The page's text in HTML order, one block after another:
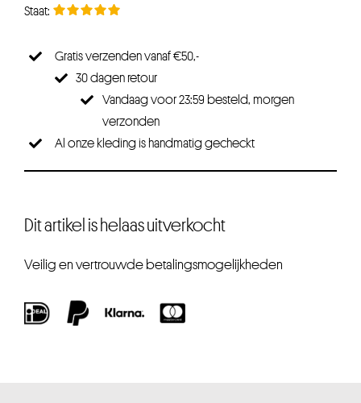
Gratis verzenden vanaf €50,-
30 dagen retour
Vandaag voor 23:59 besteld, morgen
verzonden
Al onze kleding is handmatig gecheckt
Dit artikel is helaas uitverkocht
Veilig en vertrouwde betalingsmogelijkheden